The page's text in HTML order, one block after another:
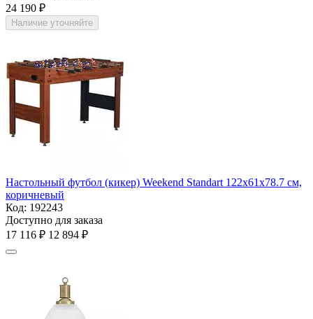
24 190 ₽
Наличие уточняйте
Настольный футбол (кикер) Weekend Standart 122x61x78.7 см,
коричневый
Код: 192243
Доступно для заказа
17 116 ₽ 12 894 ₽